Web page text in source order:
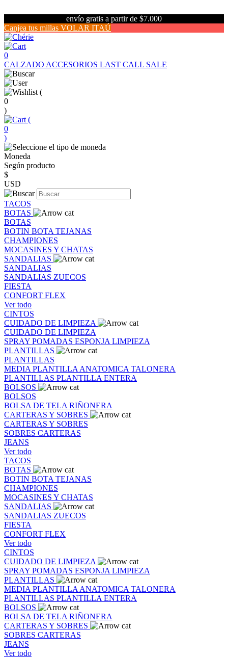
envío gratis a partir de $7.000
Canjea tus millas VOLAR ITAÚ
0
CALZADO ACCESORIOS LAST CALL SALE
(
0
)
(
0
)
Moneda
Según producto
$
USD
TACOS
BOTAS
BOTAS
BOTIN BOTA TEJANAS
CHAMPIONES
MOCASINES Y CHATAS
SANDALIAS
SANDALIAS
SANDALIAS ZUECOS
FIESTA
CONFORT FLEX
Ver todo
CINTOS
CUIDADO DE LIMPIEZA
CUIDADO DE LIMPIEZA
SPRAY POMADAS ESPONJA LIMPIEZA
PLANTILLAS
PLANTILLAS
MEDIA PLANTILLA ANATOMICA TALONERA
PLANTILLAS PLANTILLA ENTERA
BOLSOS
BOLSOS
BOLSA DE TELA RIÑONERA
CARTERAS Y SOBRES
CARTERAS Y SOBRES
SOBRES CARTERAS
JEANS
Ver todo
TACOS
BOTAS
BOTIN BOTA TEJANAS
CHAMPIONES
MOCASINES Y CHATAS
SANDALIAS
SANDALIAS ZUECOS
FIESTA
CONFORT FLEX
Ver todo
CINTOS
CUIDADO DE LIMPIEZA
SPRAY POMADAS ESPONJA LIMPIEZA
PLANTILLAS
MEDIA PLANTILLA ANATOMICA TALONERA
PLANTILLAS PLANTILLA ENTERA
BOLSOS
BOLSA DE TELA RIÑONERA
CARTERAS Y SOBRES
SOBRES CARTERAS
JEANS
Ver todo